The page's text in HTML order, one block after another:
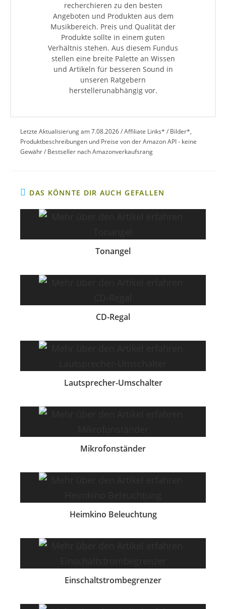
recherchieren zu den besten
Angeboten und Produkten aus dem
Musikbereich. Preis und Qualität der
Produkte sollte in einem guten
Verhältnis stehen. Aus diesem Fundus
stellen eine breite Palette an Wissen
und Artikeln für besseren Sound in
unseren Ratgebern
herstellerunabhängig vor.
Letzte Aktualisierung am 7.08.2026 / Affiliate Links* / Bilder*,
Produktbeschreibungen und Preise von der Amazon API - keine
Gewähr / Bestseller nach Amazonverkaufsrang
DAS KÖNNTE DIR AUCH GEFALLEN
Tonangel
CD-Regal
Lautsprecher-Umschalter
Mikrofonständer
Heimkino Beleuchtung
Einschaltstrombegrenzer